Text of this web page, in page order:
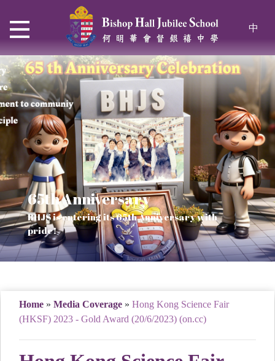
中
Thrive and Shine in HKDSE
2026
65th Anniversary
BHJS is entering its 65th Anniversary with
pride!
Verse of July
SOLAR POWER PROJECT
Our Mission to a sustainable future
CHRISTIAN EDUCATION
We rejoice in the knowledge of God's truth
Home » Media Coverage » Hong Kong Science Fair
(HKSF) 2023 - Gold Award (20/6/2023) (on.cc)